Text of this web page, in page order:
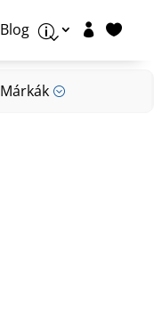
Blog p  
Márkák ;
Márkák;